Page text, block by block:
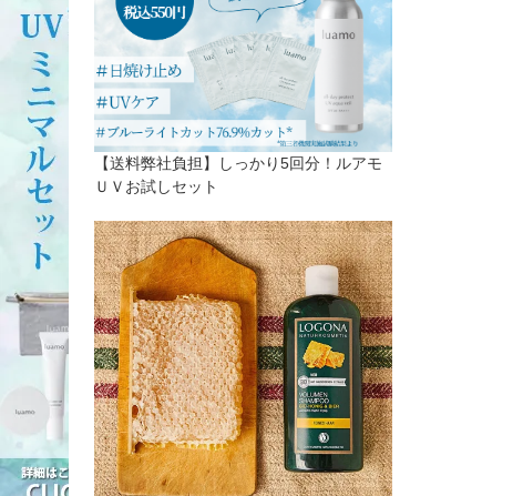
【送料弊社負担】しっかり5回分！ルアモ
ＵＶお試しセット